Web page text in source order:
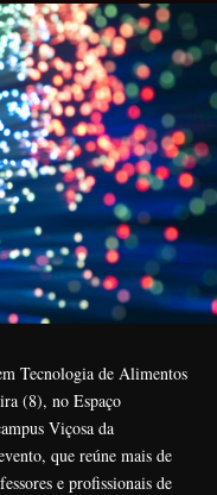
Tecnologia de Alimentos
(8), no Espaço
Viçosa da
que reúne mais de
e profissionais de